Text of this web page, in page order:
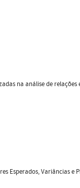
na análise de relações
Esperados, Variâncias e